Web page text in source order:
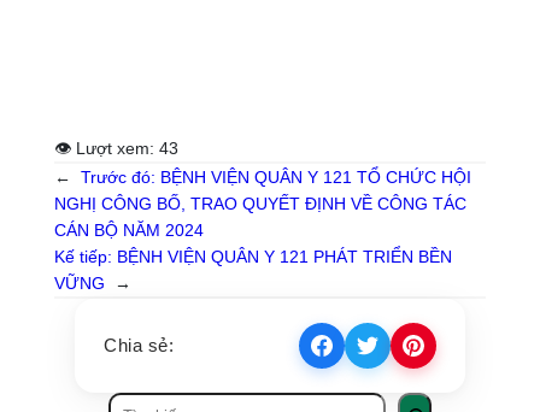
👁 Lượt xem: 43
←
Trước đó: BỆNH VIỆN QUÂN Y 121 TỔ CHỨC HỘI
NGHỊ CÔNG BỐ, TRAO QUYẾT ĐỊNH VỀ CÔNG TÁC
CÁN BỘ NĂM 2024
Kế tiếp: BỆNH VIỆN QUÂN Y 121 PHÁT TRIỂN BỀN
VỮNG
→
Chia sẻ: